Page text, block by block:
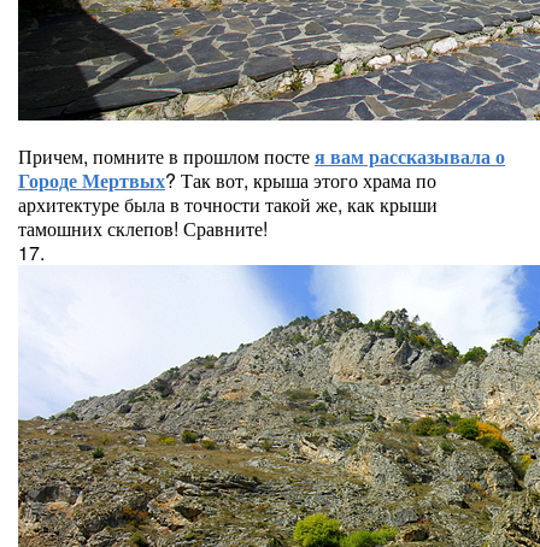
Причем, помните в прошлом постея вам рассказывала о
Городе Мертвых? Так вот, крыша этого храма по
архитектуре была в точности такой же, как крыши
тамошних склепов! Сравните!
17.